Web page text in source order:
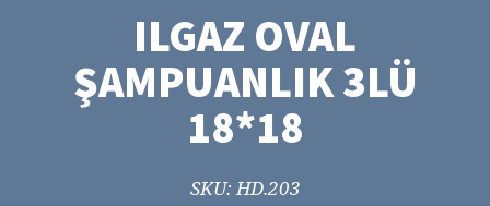
ILGAZ OVAL
ŞAMPUANLIK 3LÜ
18*18
SKU: HD.203